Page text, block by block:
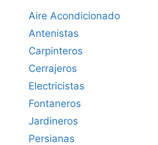
Aire Acondicionado
Antenistas
Carpinteros
Cerrajeros
Electricistas
Fontaneros
Jardineros
Persianas